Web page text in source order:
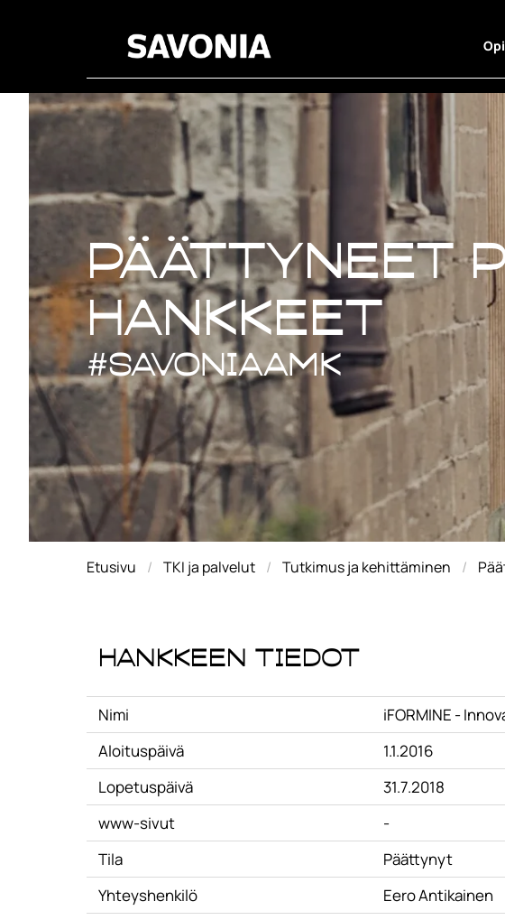
Päättyneet
Päättyneet
hankkeet
#savoniaAMK
Etusivu TKI ja palvelut Tutkimus ja kehittäminen
Hankkeen tiedot
Nimi
iFORMINE -
Aloituspäivä
1.1.2016
Lopetuspäivä
31.7.2018
www-sivut
-
Tila
Päättynyt
Yhteyshenkilö
Eero Antikainen